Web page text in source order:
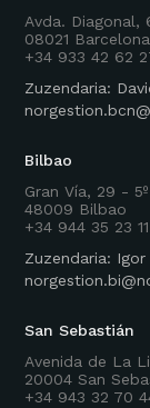
Avda. Diagonal,
08021 Barcelona
+34 933 42 62
Zuzendaria:
Bilbao
Gran Vía, 29 - 5º
48009 Bilbao
+34 944 35 23 11
Zuzendaria:
San Sebastián
Avenida de La
20004 San
+34 943 32 70